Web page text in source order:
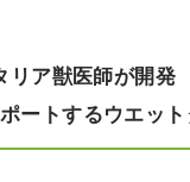
リア獣医師が開発
ートするウエッ